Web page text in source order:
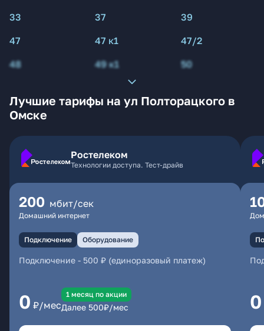
33
37
39
47
47 к1
47/2
48
49 к1 50
Лучшие тарифы на ул Полторацкого в
Омске
Ростелеком
Технологии доступа. Тест-драйв
200 мбит/сек
Домашний интернет
Подключение Оборудование
Подключение - 500 ₽ (единоразовый платеж)
0 ₽/мес
1 месяц по акции
Далее 500₽/мес 0